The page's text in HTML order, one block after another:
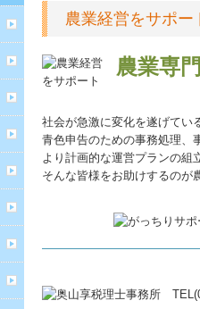
農業経営をサポー
農業専
社会が急激に変化を遂げてい
青色申告のための事務処理、
より計画的な運営プランの組
そんな皆様をお助けするのが